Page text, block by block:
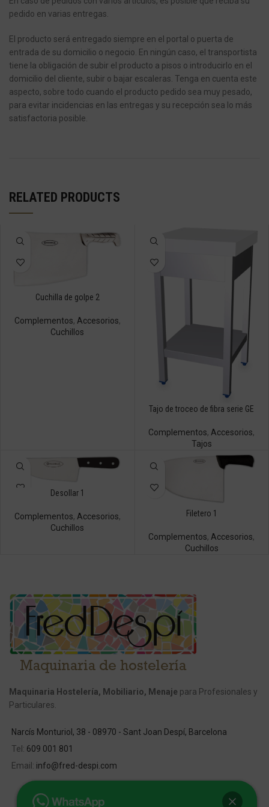
pedido en varias entregas.
El producto será entregado siempre en el portal o puerta de
entrada de su domicilio o negocio. En ningún caso, el transportista
tiene la obligación de subir el producto a pisos o introducirlo en el
domicilio del cliente, subir o bajar escaleras. Tenga en cuenta este
aspecto, sobre todo cuando el producto pedido sea muy pesado,
para evitar incidencias en las entregas y su recepción sea lo más
satisfactoria posible.
RELATED PRODUCTS
Cuchilla de golpe 2
Complementos, Accesorios,
Cuchillos
Tajo de troceo de fibra serie GE
Complementos, Accesorios,
Tajos
Desollar 1
Complementos, Accesorios,
Cuchillos
Filetero 1
Complementos, Accesorios,
Cuchillos
Maquinaria Hostelería, Mobiliario, Menaje para Profesionales y
Particulares.
Narcís Monturiol, 38 - 08970 - Sant Joan Despí, Barcelona
Tel: 609 001 801
Email: info@fred-despi.com